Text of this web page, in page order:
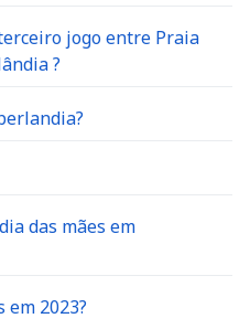
jogo entre Praia
?
das mães em
em 2023?